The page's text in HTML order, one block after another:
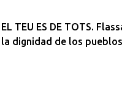
EL TEU ES DE TOTS.
la dignidad de los